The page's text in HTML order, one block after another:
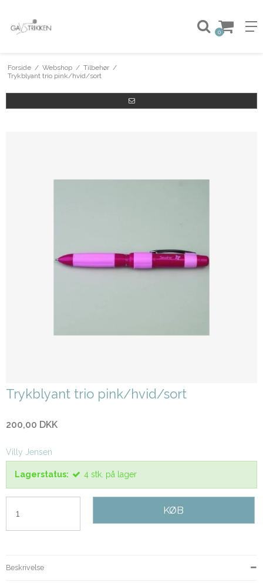
0
Forside / Webshop / Tilbehør /
Trykblyant trio pink/hvid/sort
Trykblyant trio pink/hvid/sort
200,00 DKK
Villy Jensen
Lagerstatus: 4 stk. på lager
KØB
Beskrivelse